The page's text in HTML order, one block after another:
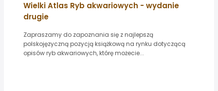
Wielki Atlas Ryb akwariowych - wydanie
drugie
Zapraszamy do zapoznania się z najlepszą
polskojęzyczną pozycją książkową na rynku dotyczącą
opisów ryb akwariowych, którę możecie...